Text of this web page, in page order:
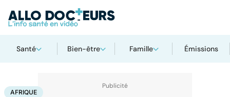
Santé Bien-être Famille Émissions
AccueilSanté Santé publiqueAfrique
AFRIQUE